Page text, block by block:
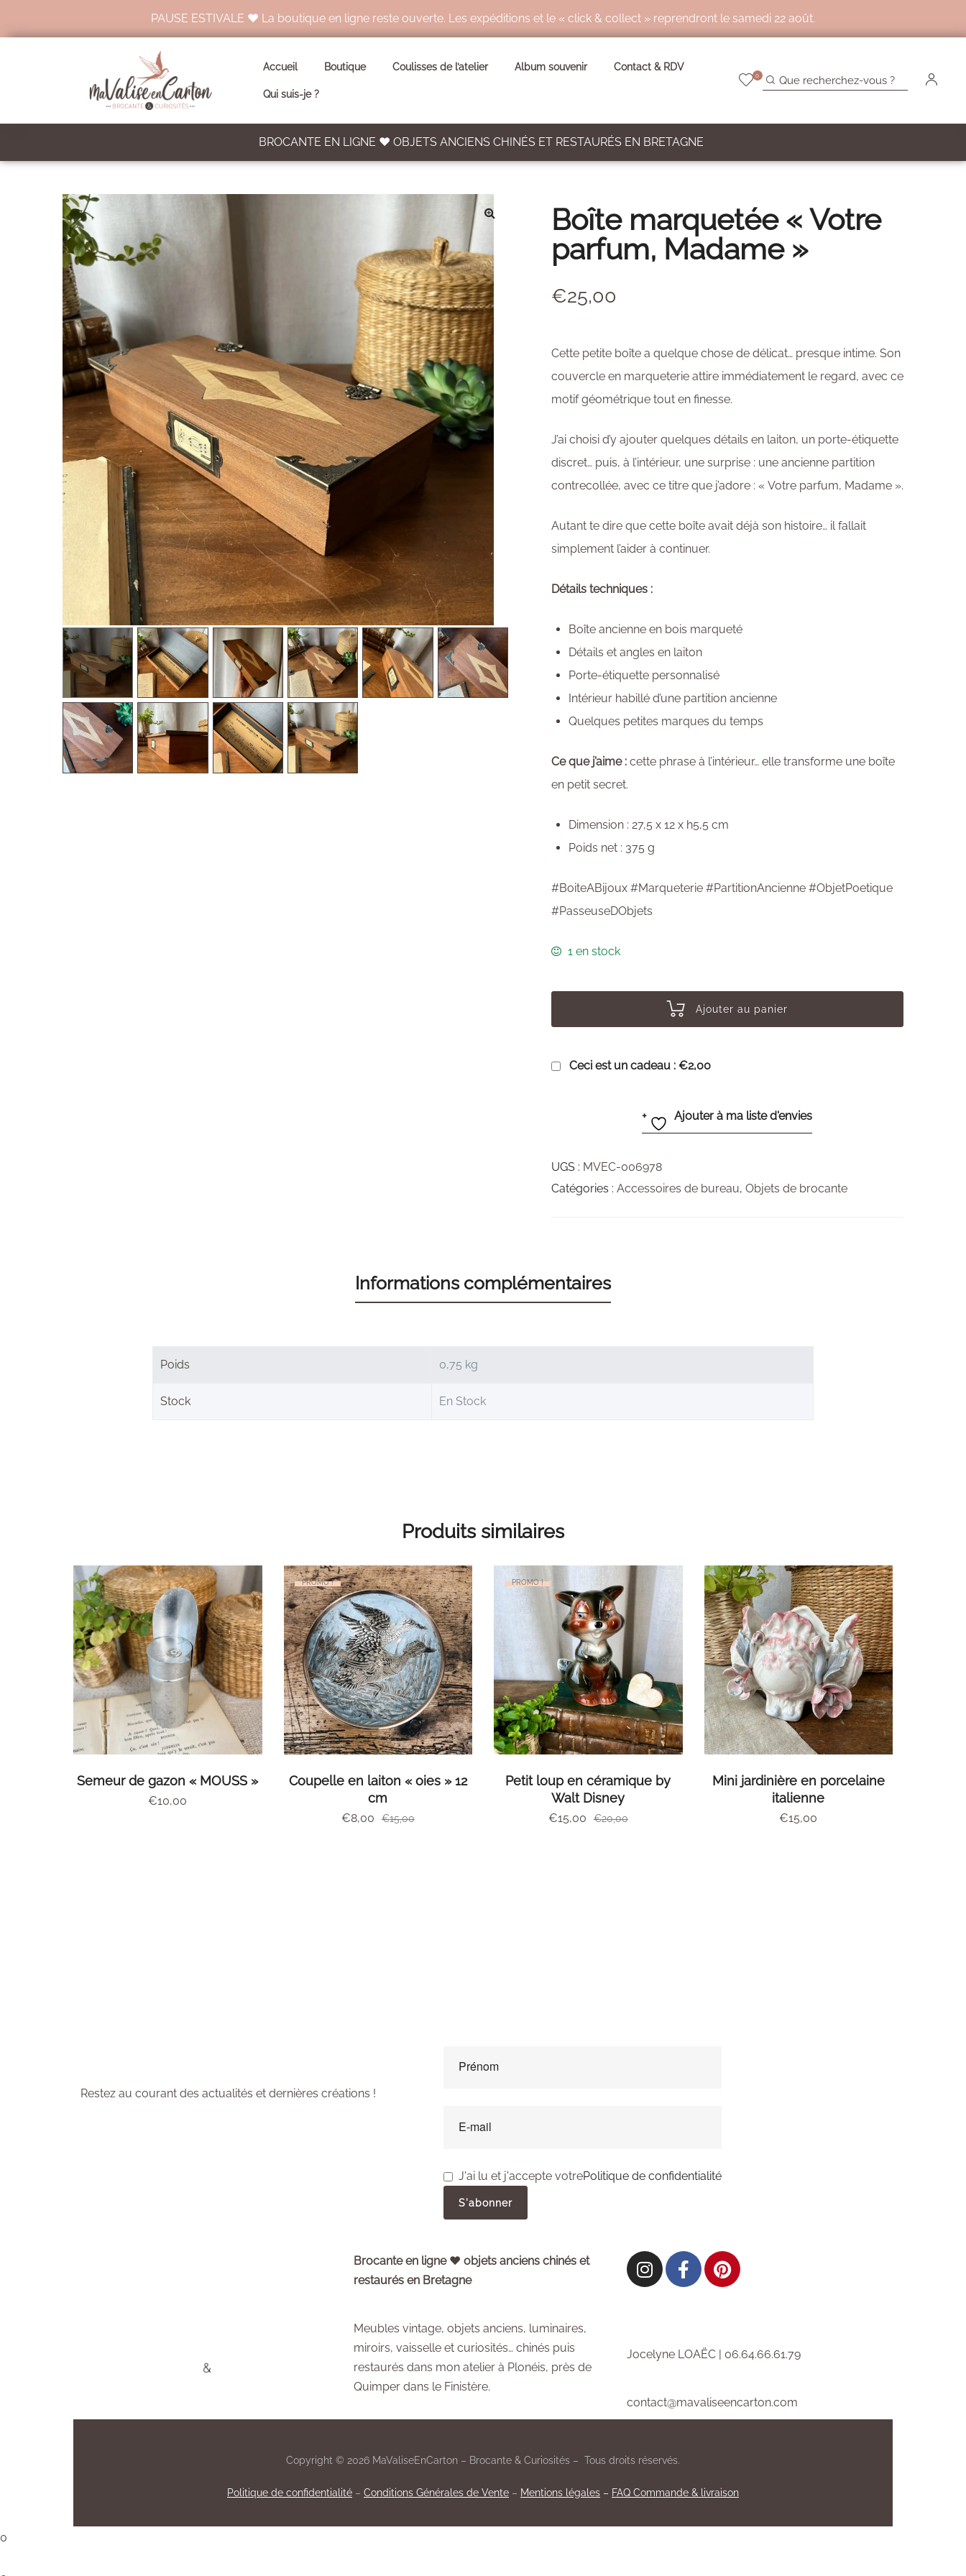
PAUSE ESTIVALE ♥ La boutique en ligne reste ouverte. Les expéditions et le « click & collect » reprendront le samedi 22 août.
Accueil Boutique Coulisses de l’atelier Album souvenir Contact & RDV
Qui suis-je ?
0
BROCANTE EN LIGNE ♥ OBJETS ANCIENS CHINÉS ET RESTAURÉS EN BRETAGNE
Boîte marquetée « Votre
parfum, Madame »
€25,00
Cette petite boîte a quelque chose de délicat… presque intime. Son
couvercle en marqueterie attire immédiatement le regard, avec ce
motif géométrique tout en finesse.
J’ai choisi d’y ajouter quelques détails en laiton, un porte-étiquette
discret… puis, à l’intérieur, une surprise : une ancienne partition
contrecollée, avec ce titre que j’adore : « Votre parfum, Madame ».
Autant te dire que cette boîte avait déjà son histoire… il fallait
simplement l’aider à continuer.
Détails techniques :
Boîte ancienne en bois marqueté
Détails et angles en laiton
Porte-étiquette personnalisé
Intérieur habillé d’une partition ancienne
Quelques petites marques du temps
Ce que j’aime : cette phrase à l’intérieur… elle transforme une boîte
en petit secret.
Dimension : 27,5 x 12 x h5,5 cm
Poids net : 375 g
#BoiteABijoux #Marqueterie #PartitionAncienne #ObjetPoetique
#PasseuseDObjets
1 en stock
Ajouter au panier
Ceci est un cadeau : €2,00
Ajouter à ma liste d'envies
UGS : MVEC-006978
Catégories : Accessoires de bureau, Objets de brocante
Informations complémentaires
Poids 0,75 kg
Stock En Stock
Produits similaires
AJOUTER AU PANIER
Semeur de gazon « MOUSS »
€10,00
PROMO !
AJOUTER AU PANIER
Coupelle en laiton « oies » 12
cm
€15,00
€8,00
PROMO !
AJOUTER AU PANIER
Petit loup en céramique by
Walt Disney
€20,00
€15,00
AJOUTER AU PANIER
Mini jardinière en porcelaine
italienne
€15,00
Restez au courant des actualités et dernières créations !
J'ai lu et j'accepte votrePolitique de confidentialité
Brocante en ligne ♥ objets anciens chinés et
restaurés en Bretagne
Meubles vintage, objets anciens, luminaires,
miroirs, vaisselle et curiosités… chinés puis
restaurés dans mon atelier à Plonéis, près de
Quimper dans le Finistère.
Jocelyne LOAËC | 06.64.66.61.79
contact@mavaliseencarton.com
Copyright © 2026 MaValiseEnCarton – Brocante & Curiosités – Tous droits réservés.
Politique de confidentialité – Conditions Générales de Vente – Mentions légales – FAQ Commande & livraison
0